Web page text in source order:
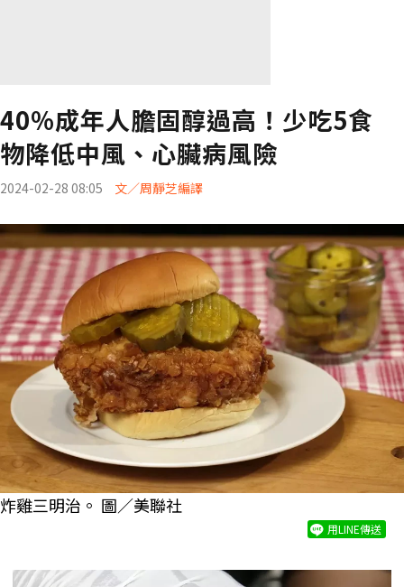
40%成年人膽固醇過高！少吃5食
物降低中風、心臟病風險
2024-02-28 08:05 文／周靜芝編譯
炸雞三明治。 圖／美聯社
用LINE傳送